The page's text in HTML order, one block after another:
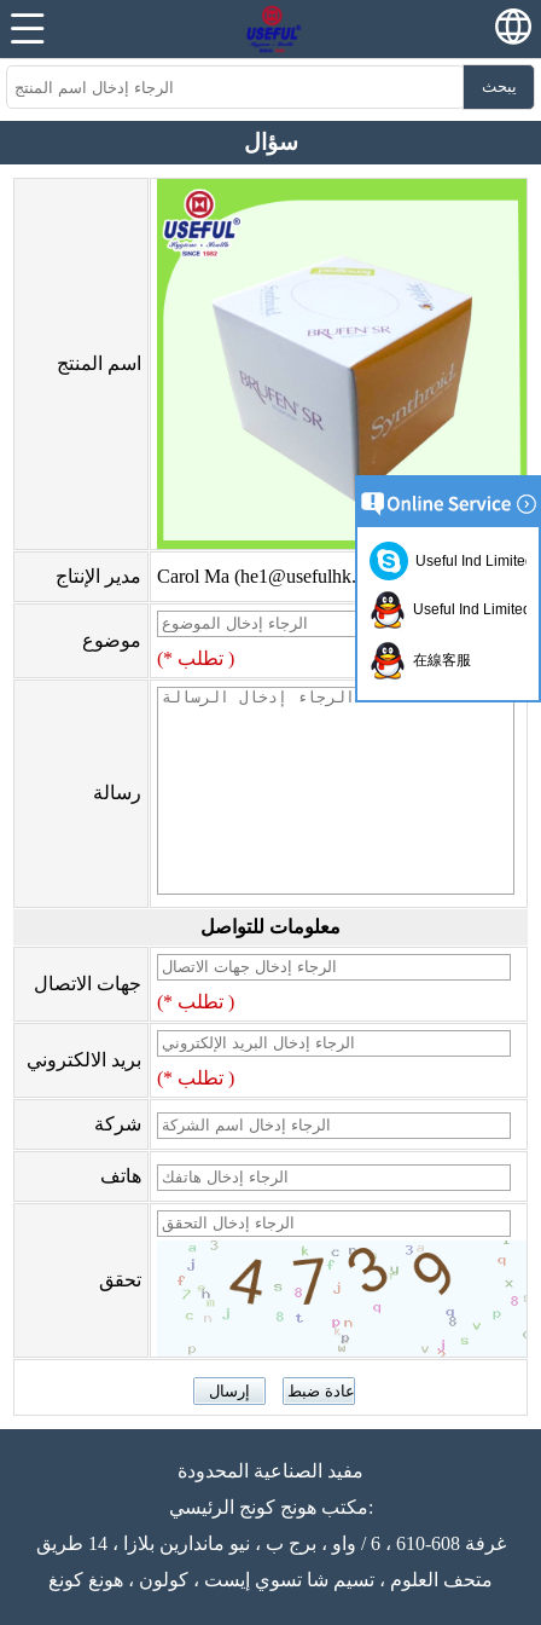
يبحث
سؤال
اسم المنتج
مدير الإنتاج Carol Ma (he1@usefulhk.com)
موضوع
(* تطلب )
رسالة
معلومات للتواصل
جهات الاتصال
(* تطلب )
بريد الالكتروني
(* تطلب )
شركة
هاتف
تحقق
مفيد الصناعية المحدودة
مكتب هونج كونج الرئيسي:
غرفة 608-610 ، 6 / واو ، برج ب ، نيو ماندارين بلازا ، 14 طريق
متحف العلوم ، تسيم شا تسوي إيست ، كولون ، هونغ كونغ
Useful Ind Limited
Useful Ind Limited
在線客服